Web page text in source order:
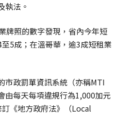
執法。
牌照的數字發現，省內今年短
5成；在溫哥華，逾3成短租業
市政罰單資訊系統（亦稱MTI
由每天每項違規行為1,000加元
《地方政府法》（Local